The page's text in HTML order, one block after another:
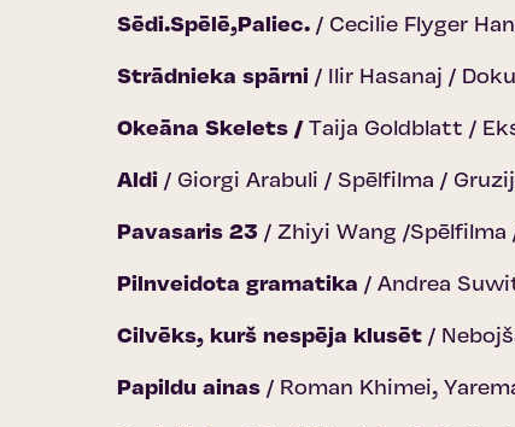
Sēdi.Spēlē,Paliec. / Cecilie Flyger
Strādnieka spārni / Ilir Hasanaj /
Okeāna Skelets / Taija Goldblatt /
Aldi / Giorgi Arabuli / Spēlfilma /
Pavasaris 23 / Zhiyi Wang /
Pilnveidota gramatika / Andrea
Cilvēks, kurš nespēja klusēt /
Papildu ainas / Roman Khimei,